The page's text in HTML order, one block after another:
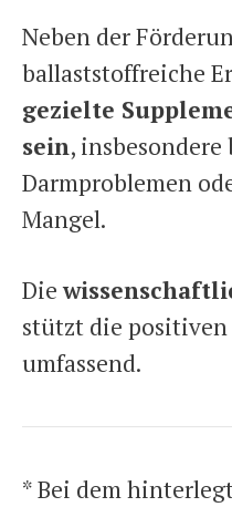
Neben der
ballaststoffreiche
gezielte
sein,
Darmproblemen
Mangel.
Die
stützt die
umfassend.
* Bei dem